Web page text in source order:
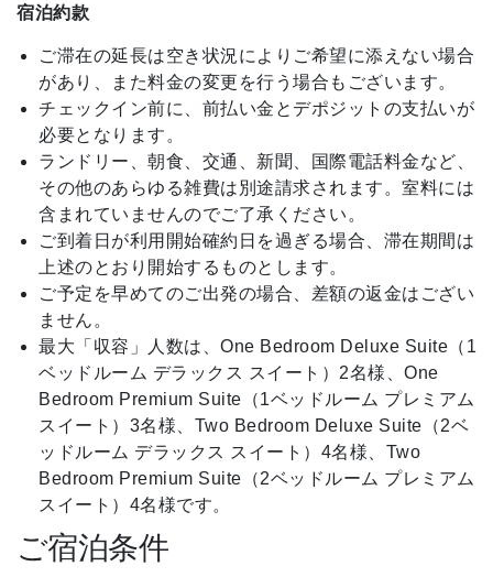
宿泊約款
ご滞在の延長は空き状況によりご希望に添えない場合
があり、また料金の変更を行う場合もございます。
チェックイン前に、前払い金とデポジットの支払いが
必要となります。
ランドリー、朝食、交通、新聞、国際電話料金など、
その他のあらゆる雑費は別途請求されます。室料には
含まれていませんのでご了承ください。
ご到着日が利用開始確約日を過ぎる場合、滞在期間は
上述のとおり開始するものとします。
ご予定を早めてのご出発の場合、差額の返金はござい
ません。
最大「収容」人数は、One Bedroom Deluxe Suite（1
ベッドルーム デラックス スイート）2名様、One
Bedroom Premium Suite（1ベッドルーム プレミアム
スイート）3名様、Two Bedroom Deluxe Suite（2ベ
ッドルーム デラックス スイート）4名様、Two
Bedroom Premium Suite（2ベッドルーム プレミアム
スイート）4名様です。
ご宿泊条件